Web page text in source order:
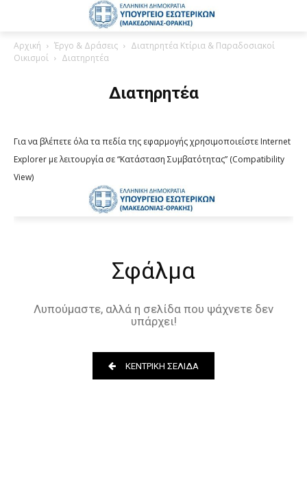
Αρχική Έργο & Δράσεις
Διατηρητέα Κτίρια & Παραδοσιακοί
Οικισμοί
Διατηρητέα
Διατηρητέα
Για να βλέπετε όλα τα πεδία της εφαρμογής χρησιμοποιείστε Internet
Explorer με λειτουργία σε “Κατάσταση Συμβατότητας” (Compatibility
View)